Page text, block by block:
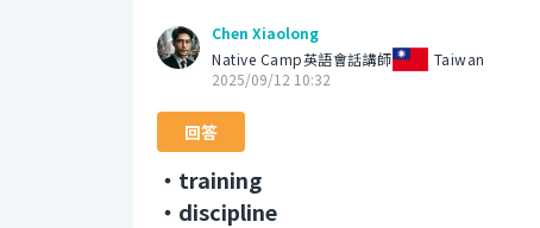
Chen Xiaolong
Native Camp英語會話講師
Taiwan
2025/09/12 10:32
回答
・training
・discipline